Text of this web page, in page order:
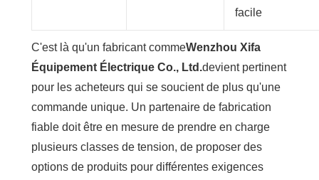
facile
C'est là qu'un fabricant commeWenzhou Xifa
Équipement Électrique Co., Ltd.devient pertinent
pour les acheteurs qui se soucient de plus qu'une
commande unique. Un partenaire de fabrication
fiable doit être en mesure de prendre en charge
plusieurs classes de tension, de proposer des
options de produits pour différentes exigences